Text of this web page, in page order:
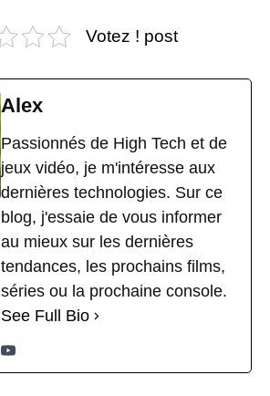
Votez ! post
Alex
Passionnés de High Tech et de
jeux vidéo, je m'intéresse aux
dernières technologies. Sur ce
blog, j'essaie de vous informer
au mieux sur les dernières
tendances, les prochains films,
séries ou la prochaine console.
See Full Bio